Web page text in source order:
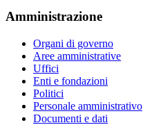
Amministrazione
Organi di governo
Aree amministrative
Uffici
Enti e fondazioni
Politici
Personale amministrativo
Documenti e dati